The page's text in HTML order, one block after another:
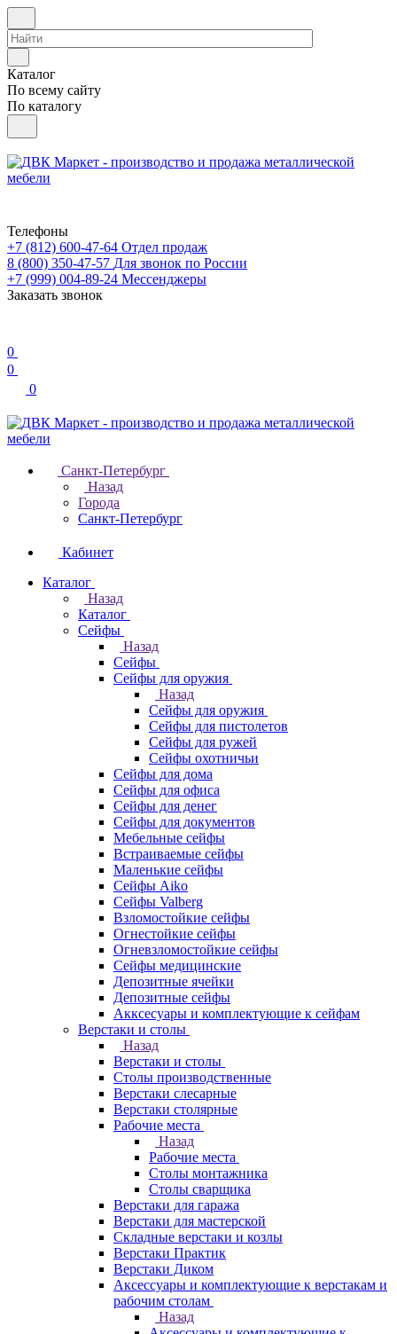
Каталог
По всему сайту
По каталогу
Телефоны
+7 (812) 600-47-64 Отдел продаж
8 (800) 350-47-57 Для звонок по России
+7 (999) 004-89-24 Мессенджеры
Заказать звонок
0
0
0
Санкт-Петербург
Назад
Города
Санкт-Петербург
Кабинет
Каталог
Назад
Каталог
Cейфы
Назад
Cейфы
Cейфы для оружия
Назад
Cейфы для оружия
Сейфы для пистолетов
Сейфы для ружей
Сейфы охотничьи
Cейфы для дома
Cейфы для офиса
Сейфы для денег
Сейфы для документов
Мебельные сейфы
Встраиваемые сейфы
Маленькие сейфы
Сейфы Aiko
Сейфы Valberg
Взломостойкие сейфы
Огнестойкие сейфы
Огневзломостойкие сейфы
Сейфы медицинские
Депозитные ячейки
Депозитные сейфы
Акксесуары и комплектующие к сейфам
Верстаки и столы
Назад
Верстаки и столы
Столы производственные
Верстаки слесарные
Верстаки столярные
Рабочие места
Назад
Рабочие места
Столы монтажника
Столы сварщика
Верстаки для гаража
Верстаки для мастерской
Складные верстаки и козлы
Верстаки Практик
Верстаки Диком
Аксессуары и комплектующие к верстакам и
рабочим столам
Назад